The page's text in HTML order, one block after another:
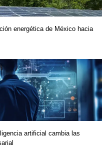
energética de México hacia
artificial cambia las